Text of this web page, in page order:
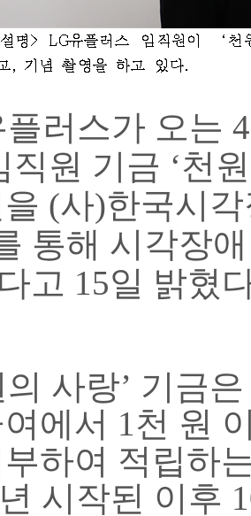
플러스가 오는 4
직원 기금 ‘천
(사)한국시
통해 시각장
고 15일 밝혔
의 사랑’ 기금
에서 1천 원
하여 적립하
년 시작된 이후